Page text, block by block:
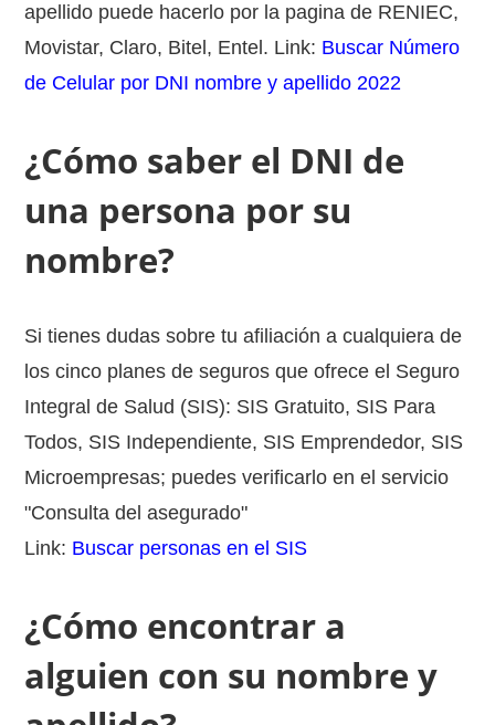
apellido puede hacerlo por la pagina de RENIEC,
Movistar, Claro, Bitel, Entel. Link: Buscar Número
de Celular por DNI nombre y apellido 2022
¿Cómo saber el DNI de
una persona por su
nombre?
Si tienes dudas sobre tu afiliación a cualquiera de
los cinco planes de seguros que ofrece el Seguro
Integral de Salud (SIS): SIS Gratuito, SIS Para
Todos, SIS Independiente, SIS Emprendedor, SIS
Microempresas; puedes verificarlo en el servicio
"Consulta del asegurado"
Link: Buscar personas en el SIS
¿Cómo encontrar a
alguien con su nombre y